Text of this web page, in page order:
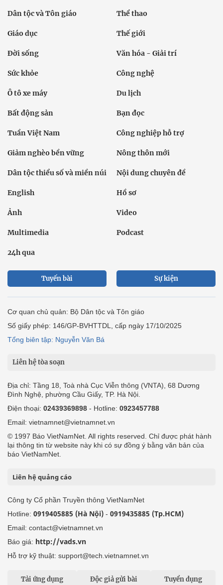
Dân tộc và Tôn giáo Thể thao
Giáo dục Thế giới
Đời sống Văn hóa - Giải trí
Sức khỏe Công nghệ
Ô tô xe máy Du lịch
Bất động sản Bạn đọc
Tuần Việt Nam Công nghiệp hỗ trợ
Giảm nghèo bền vững Nông thôn mới
Dân tộc thiểu số và miền núi Nội dung chuyên đề
English Hồ sơ
Ảnh Video
Multimedia Podcast
24h qua
Tuyến bài Sự kiện
Cơ quan chủ quản: Bộ Dân tộc và Tôn giáo
Số giấy phép: 146/GP-BVHTTDL, cấp ngày 17/10/2025
Tổng biên tập: Nguyễn Văn Bá
Liên hệ tòa soạn
Địa chỉ: Tầng 18, Toà nhà Cục Viễn thông (VNTA), 68 Dương
Đình Nghệ, phường Cầu Giấy, TP. Hà Nội.
Điện thoại: 02439369898 - Hotline: 0923457788
Email: vietnamnet@vietnamnet.vn
© 1997 Báo VietNamNet. All rights reserved. Chỉ được phát hành
lại thông tin từ website này khi có sự đồng ý bằng văn bản của
báo VietNamNet.
Liên hệ quảng cáo
Công ty Cổ phần Truyền thông VietNamNet
Hotline: 0919405885 (Hà Nội) - 0919435885 (Tp.HCM)
Email: contact@vietnamnet.vn
Báo giá: http://vads.vn
Hỗ trợ kỹ thuật: support@tech.vietnamnet.vn
Tải ứng dụng Độc giả gửi bài Tuyển dụng